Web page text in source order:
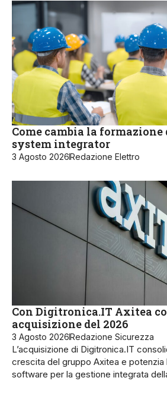
Come cambia la
system integrator
3 Agosto 2026Redazione Elettro
Con Digitronica.IT Axitea
acquisizione del 2026
3 Agosto 2026Redazione Sicurezza
L’acquisizione di Digitronica.IT
crescita del gruppo Axitea e
software per la gestione integrata